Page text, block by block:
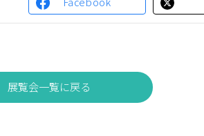
展覧会一覧に戻る